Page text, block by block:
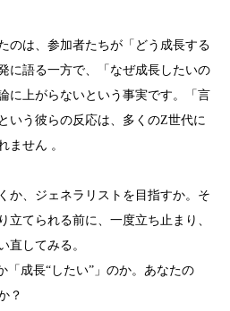
のは、参加者たちが「どう成長する
に語る一方で、「なぜ成長したいの
に上がらないという事実です。「言
いう彼らの反応は、多くのZ世代に
ません 。
か、ジェネラリストを目指すか。そ
立てられる前に、一度立ち止まり、
直してみる。
「成長“したい”」のか。あなたの
？